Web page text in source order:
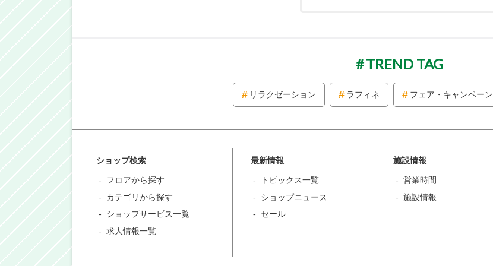
TREND TAG
リラクゼーション ラフィネ フェア・キャンペーン
ショップ検索
フロアから探す
カテゴリから探す
ショップサービス一覧
求人情報一覧
最新情報
トピックス一覧
ショップニュース
セール
施設情報
営業時間
施設情報